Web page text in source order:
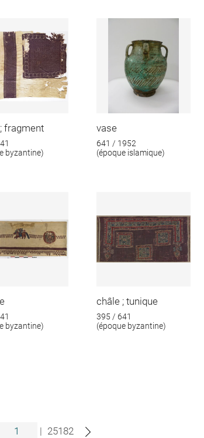
fragment
byzantine)
vase
641 / 1952
(époque islamique)
byzantine)
châle ; tunique
395 / 641
(époque byzantine)
| 25182